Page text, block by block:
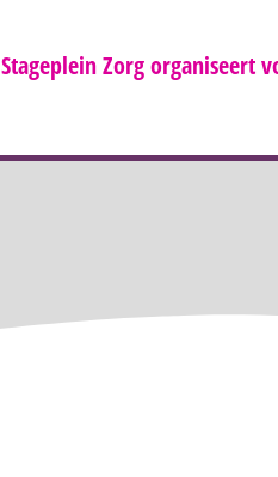
Stageplein Zorg organiseert